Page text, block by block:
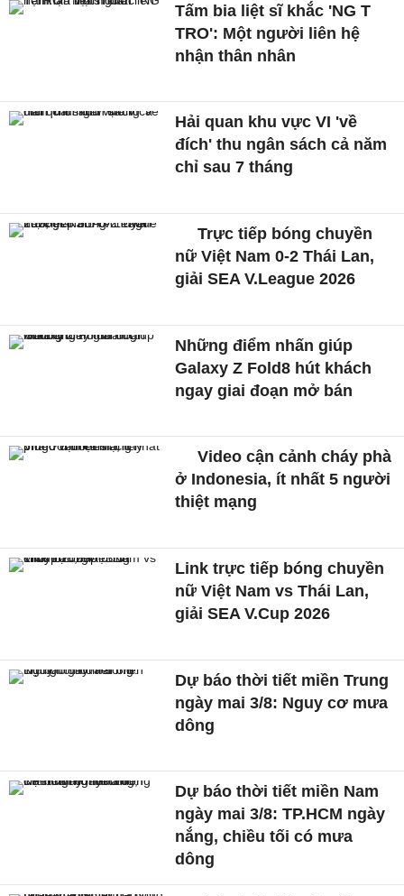
Tấm bia liệt sĩ khắc 'NG T
TRO': Một người liên hệ
nhận thân nhân
Hải quan khu vực VI 'về
đích' thu ngân sách cả năm
chỉ sau 7 tháng
Trực tiếp bóng chuyền
nữ Việt Nam 0-2 Thái Lan,
giải SEA V.League 2026
Những điểm nhấn giúp
Galaxy Z Fold8 hút khách
ngay giai đoạn mở bán
Video cận cảnh cháy phà
ở Indonesia, ít nhất 5 người
thiệt mạng
Link trực tiếp bóng chuyền
nữ Việt Nam vs Thái Lan,
giải SEA V.Cup 2026
Dự báo thời tiết miền Trung
ngày mai 3/8: Nguy cơ mưa
dông
Dự báo thời tiết miền Nam
ngày mai 3/8: TP.HCM ngày
nắng, chiều tối có mưa
dông